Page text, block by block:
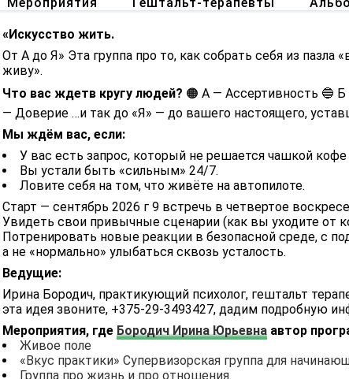
«Искусство жить.
От А до Я» Эта группа про то, как собрать себя из
живу».
Что вас ждетв кругу людей? 🟠 А — Ассертивность 🔵
— Доверие …и так до «Я» — до вашего настоящего,
Мы ждём вас, если:
У вас есть запрос, который не решается чашкой кофе
Вы устали быть «сильным» 24/7.
Ловите себя на том, что живёте на автопилоте.
Старт — сентябрь 2026 г 9 встречь в четвертое
Увидеть свои привычные сценарии (как вы уходите от
Потренировать новые реакции в безопасной среде, с
а не «нормально» улыбаться сквозь усталость.
Ведущие:
Ирина Бородич, практикующий психолог, гештальт
эта идея звоните, +375-29-3493427, дадим подробную
Мероприятия, где Бородич Ирина Юрьевна автор
Живое поле
«Вкус практики» Супервизорская группа для
Группа про жизнь и про отношения.